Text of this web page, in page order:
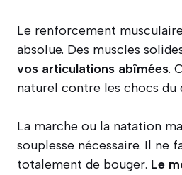
Le renforcement
absolue. Des muscles
vos articulations abîmées.
naturel contre les chocs du
La marche ou la natation
souplesse nécessaire. Il ne
totalement de bouger. Le